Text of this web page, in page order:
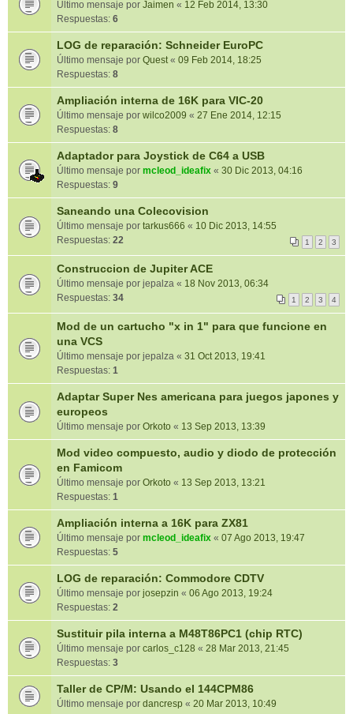
Último mensaje por Jaimen « 12 Feb 2014, 13:30
Respuestas: 6
LOG de reparación: Schneider EuroPC
Último mensaje por Quest« 09 Feb 2014, 18:25
Respuestas: 8
Ampliación interna de 16K para VIC-20
Último mensaje por wilco2009 « 27 Ene 2014, 12:15
Respuestas: 8
Adaptador para Joystick de C64 a USB
Último mensaje por mcleod_ideafix « 30 Dic 2013, 04:16
Respuestas: 9
Saneando una Colecovision
Último mensaje por tarkus666 « 10 Dic 2013, 14:55
Respuestas: 22 1 2 3
Construccion de Jupiter ACE
Último mensaje por jepalza « 18 Nov 2013, 06:34
Respuestas: 34 1 2 3 4
Mod de un cartucho "x in 1" para que funcione en
una VCS
Último mensaje por jepalza « 31 Oct 2013, 19:41
Respuestas: 1
Adaptar Super Nes americana para juegos japones y
europeos
Último mensaje por Orkoto « 13 Sep 2013, 13:39
Mod video compuesto, audio y diodo de protección
en Famicom
Último mensaje por Orkoto « 13 Sep 2013, 13:21
Respuestas: 1
Ampliación interna a 16K para ZX81
Último mensaje por mcleod_ideafix « 07 Ago 2013, 19:47
Respuestas: 5
LOG de reparación: Commodore CDTV
Último mensaje por josepzin « 06 Ago 2013, 19:24
Respuestas: 2
Sustituir pila interna a M48T86PC1 (chip RTC)
Último mensaje por carlos_c128 « 28 Mar 2013, 21:45
Respuestas: 3
Taller de CP/M: Usando el 144CPM86
Último mensaje por dancresp « 20 Mar 2013, 10:49